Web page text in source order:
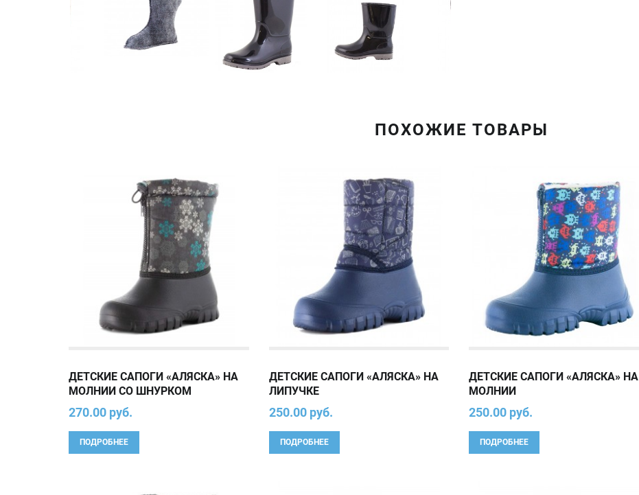
ПОХОЖИЕ ТОВАРЫ
ДЕТСКИЕ САПОГИ «АЛЯСКА» НА
МОЛНИИ СО ШНУРКОМ
270.00 руб.
ПОДРОБНЕЕ
ДЕТСКИЕ САПОГИ «АЛЯСКА» НА
ЛИПУЧКЕ
250.00 руб.
ПОДРОБНЕЕ
ДЕТСКИЕ САПОГИ «АЛЯСКА» НА
МОЛНИИ
250.00 руб.
ПОДРОБНЕЕ